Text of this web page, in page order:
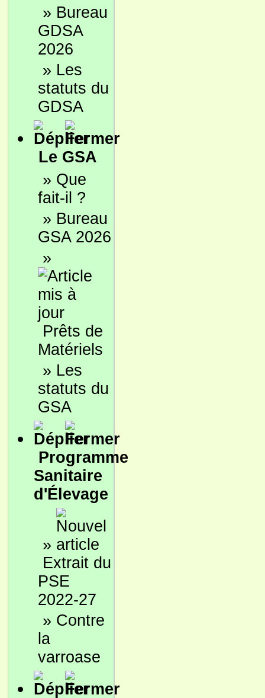
» Bureau
GDSA
2026
» Les
statuts du
GDSA
Le GSA
» Que
fait-il ?
» Bureau
GSA 2026
»
Prêts de
Matériels
» Les
statuts du
GSA
Programme
Sanitaire
d'Élevage
»
Extrait du
PSE
2022-27
» Contre
la
varroase